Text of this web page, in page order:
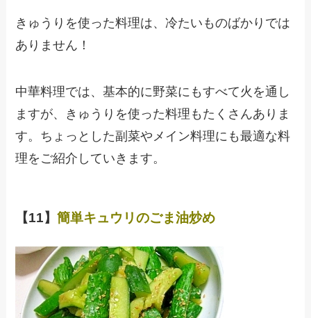
きゅうりを使った料理は、冷たいものばかりでは
ありません！
中華料理では、基本的に野菜にもすべて火を通し
ますが、きゅうりを使った料理もたくさんありま
す。ちょっとした副菜やメイン料理にも最適な料
理をご紹介していきます。
【11】簡単キュウリのごま油炒め